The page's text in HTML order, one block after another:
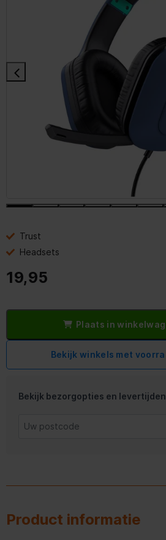
Trust
Headsets
19,95
Plaats in
Bekijk winkels met
Bekijk bezorgopties en
Product informatie